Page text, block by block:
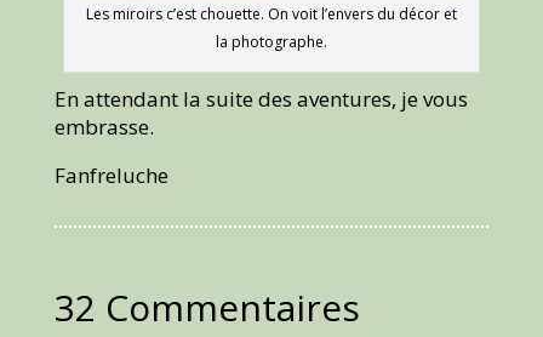
Les miroirs c’est chouette. On voit l’envers du décor et
la photographe.
En attendant la suite des aventures, je vous
embrasse.
Fanfreluche
32 Commentaires